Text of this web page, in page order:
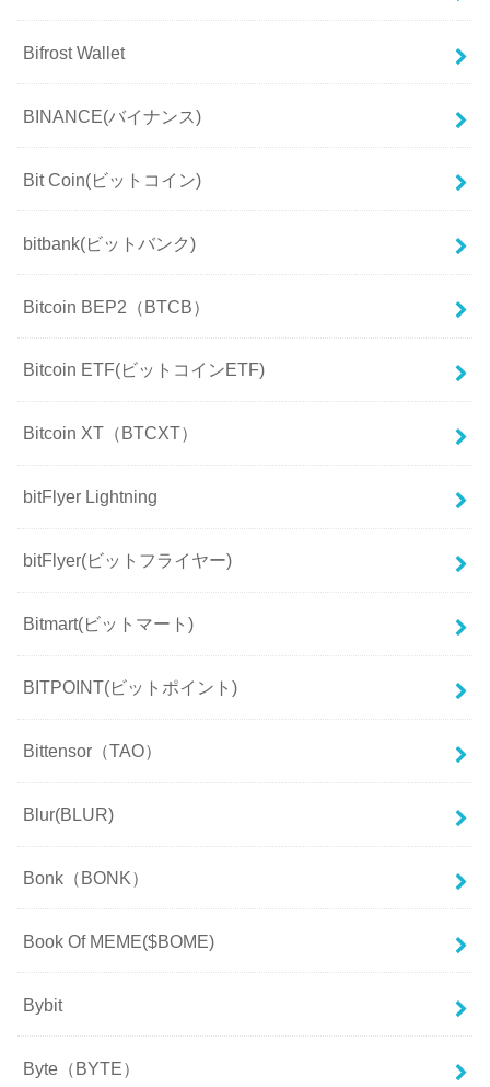
Bifrost Wallet
BINANCE(バイナンス)
Bit Coin(ビットコイン)
bitbank(ビットバンク)
Bitcoin BEP2（BTCB）
Bitcoin ETF(ビットコインETF)
Bitcoin XT（BTCXT）
bitFlyer Lightning
bitFlyer(ビットフライヤー)
Bitmart(ビットマート)
BITPOINT(ビットポイント)
Bittensor（TAO）
Blur(BLUR)
Bonk（BONK）
Book Of MEME($BOME)
Bybit
Byte（BYTE）